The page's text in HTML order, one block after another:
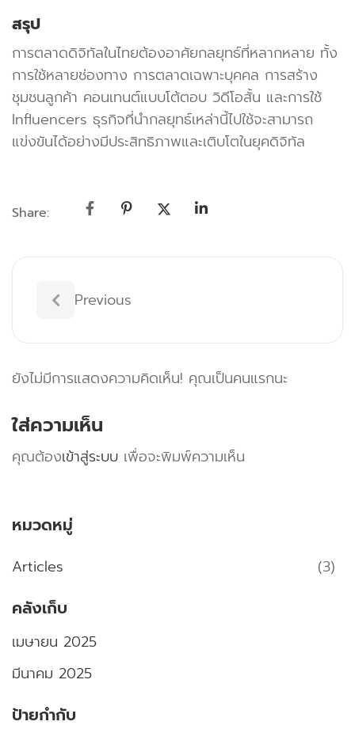
สรุป
การตลาดดิจิทัลในไทยต้องอาศัยกลยุทธ์ที่หลากหลาย ทั้ง
การใช้หลายช่องทาง การตลาดเฉพาะบุคคล การสร้าง
ชุมชนลูกค้า คอนเทนต์แบบโต้ตอบ วิดีโอสั้น และการใช้
Influencers ธุรกิจที่นำกลยุทธ์เหล่านี้ไปใช้จะสามารถ
แข่งขันได้อย่างมีประสิทธิภาพและเติบโตในยุคดิจิทัล
Share:
Previous
ยังไม่มีการแสดงความคิดเห็น! คุณเป็นคนแรกนะ
ใส่ความเห็น
คุณต้องเข้าสู่ระบบ เพื่อจะพิมพ์ความเห็น
หมวดหมู่
Articles (3)
คลังเก็บ
เมษายน 2025
มีนาคม 2025
ป้ายกำกับ